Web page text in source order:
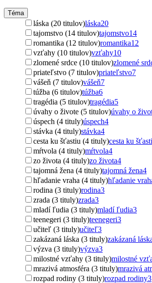
Téma
láska (20 titulov)láska20
tajomstvo (14 titulov)tajomstvo14
romantika (12 titulov)romantika12
vzťahy (10 titulov)vzťahy10
zlomené srdce (10 titulov)zlomené
priateľstvo (7 titulov)priateľstvo7
vášeň (7 titulov)vášeň7
túžba (6 titulov)túžba6
tragédia (5 titulov)tragédia5
úvahy o živote (5 titulov)úvahy o
úspech (4 tituly)úspech4
stávka (4 tituly)stávka4
cesta ku šťastiu (4 tituly)cesta ku
mŕtvola (4 tituly)mŕtvola4
zo života (4 tituly)zo života4
tajomná žena (4 tituly)tajomná žena4
hľadanie vraha (4 tituly)hľadanie
rodina (3 tituly)rodina3
zrada (3 tituly)zrada3
mladí ľudia (3 tituly)mladí ľudia3
teenegeri (3 tituly)teenegeri3
učiteľ (3 tituly)učiteľ3
zakázaná láska (3 tituly)zakázaná
výzva (3 tituly)výzva3
milostné vzťahy (3 tituly)milostné
mrazivá atmosféra (3 tituly)mrazivá
rozpad rodiny (3 tituly)rozpad rodiny3